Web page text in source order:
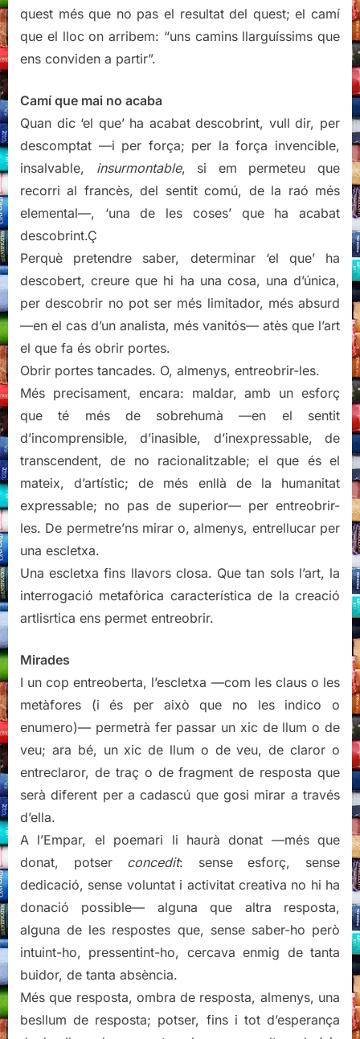
quest més que no pas el resultat del quest; el camí
que el lloc on arribem: “uns camins llarguíssims que
ens conviden a partir”.
Camí que mai no acaba
Quan dic ‘el que’ ha acabat descobrint, vull dir, per
descomptat —i per força; per la força invencible,
insalvable, insurmontable, si em permeteu que
recorri al francès, del sentit comú, de la raó més
elemental—, ‘una de les coses’ que ha acabat
descobrint.Ç
Perquè pretendre saber, determinar ‘el que’ ha
descobert, creure que hi ha una cosa, una d’única,
per descobrir no pot ser més limitador, més absurd
—en el cas d’un analista, més vanitós— atès que l’art
el que fa és obrir portes.
Obrir portes tancades. O, almenys, entreobrir-les.
Més precisament, encara: maldar, amb un esforç
que té més de sobrehumà —en el sentit
d’incomprensible, d’inasible, d’inexpressable, de
transcendent, de no racionalitzable; el que és el
mateix, d’artístic; de més enllà de la humanitat
expressable; no pas de superior— per entreobrir-
les. De permetre’ns mirar o, almenys, entrellucar per
una escletxa.
Una escletxa fins llavors closa. Que tan sols l’art, la
interrogació metafòrica característica de la creació
artlisrtica ens permet entreobrir.
Mirades
I un cop entreoberta, l’escletxa —com les claus o les
metàfores (i és per això que no les indico o
enumero)— permetrà fer passar un xic de llum o de
veu; ara bé, un xic de llum o de veu, de claror o
entreclaror, de traç o de fragment de resposta que
serà diferent per a cadascú que gosi mirar a través
d’ella.
A l’Empar, el poemari li haurà donat —més que
donat, potser concedit: sense esforç, sense
dedicació, sense voluntat i activitat creativa no hi ha
donació possible— alguna que altra resposta,
alguna de les respostes que, sense saber-ho però
intuint-ho, pressentint-ho, cercava enmig de tanta
buidor, de tanta absència.
Més que resposta, ombra de resposta, almenys, una
besllum de resposta; potser, fins i tot d’esperança